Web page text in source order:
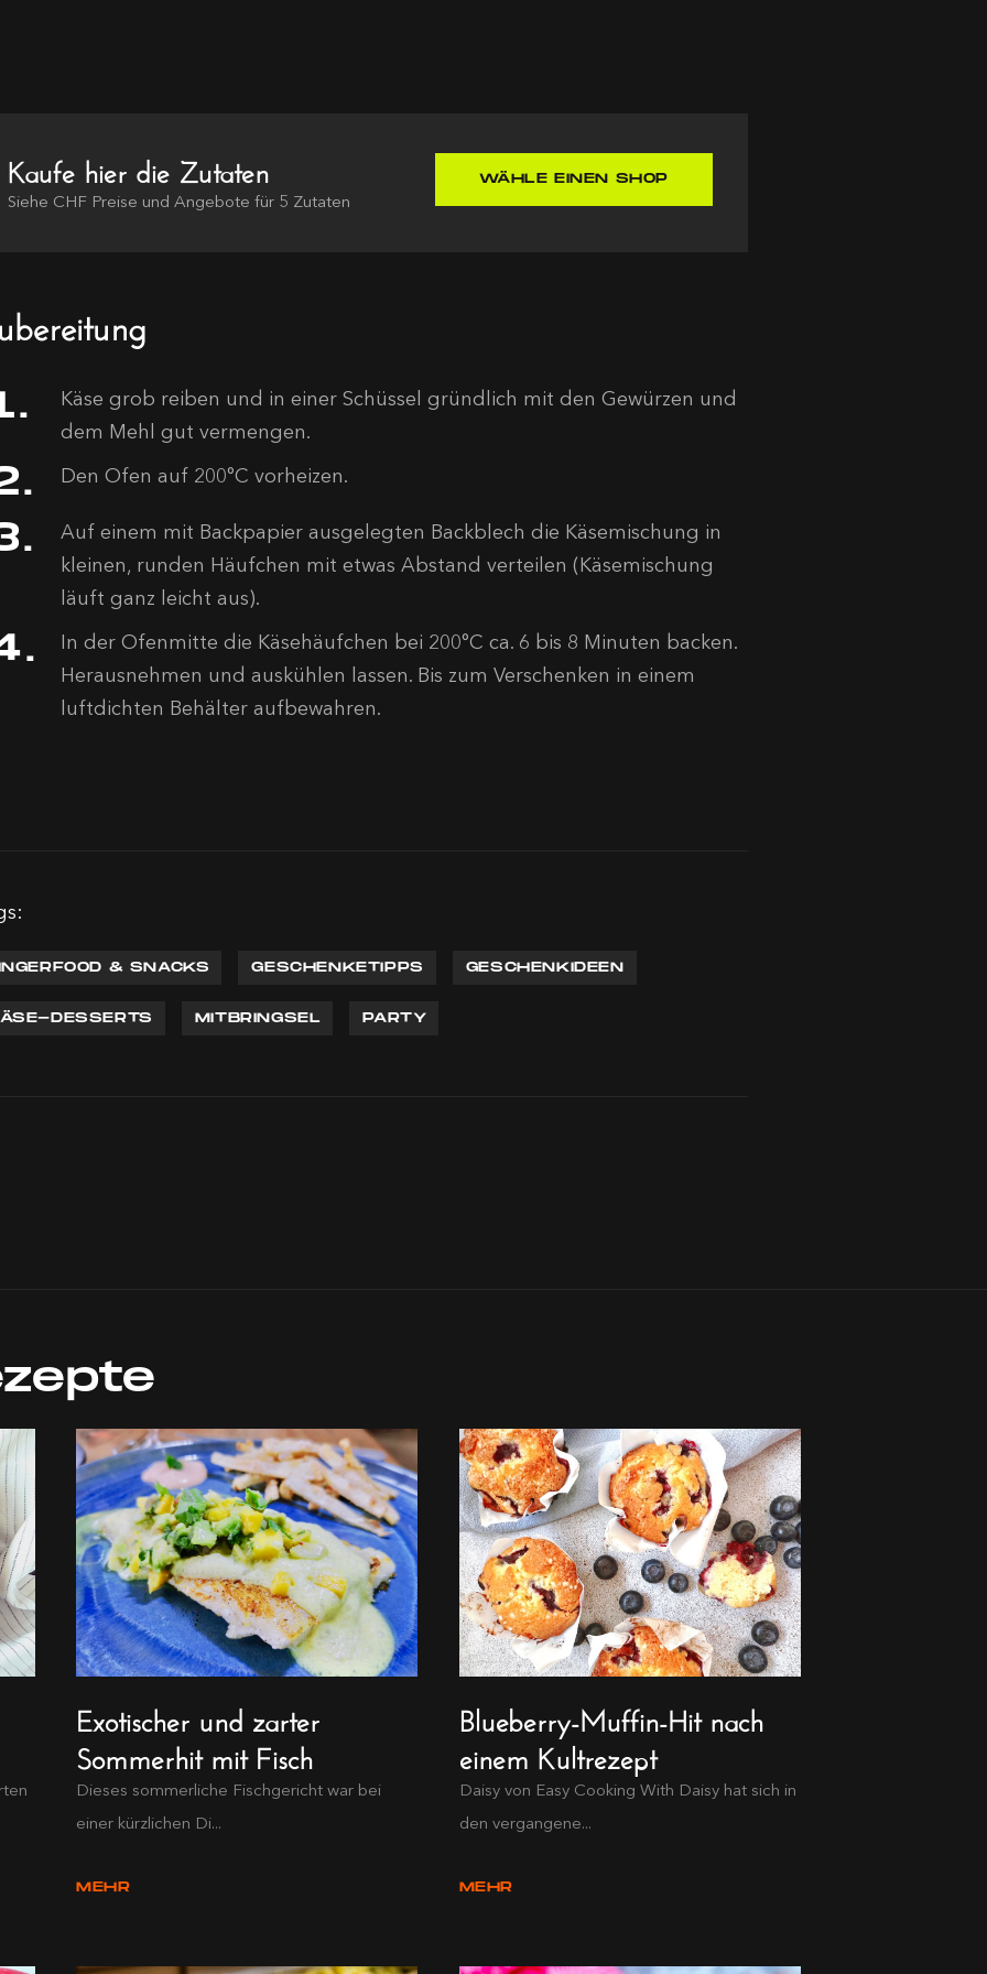
Kaufe hier die Zutaten
Siehe CHF Preise und Angebote für 5 Zutaten
WÄHLE EINEN SHOP
Käse grob reiben und in einer Schüssel gründlich mit den Gewürzen und
dem Mehl gut vermengen.
Den Ofen auf 200°C vorheizen.
Auf einem mit Backpapier ausgelegten Backblech die Käsemischung in
kleinen, runden Häufchen mit etwas Abstand verteilen (Käsemischung
läuft ganz leicht aus).
In der Ofenmitte die Käsehäufchen bei 200°C ca. 6 bis 8 Minuten backen.
Herausnehmen und auskühlen lassen. Bis zum Verschenken in einem
luftdichten Behälter aufbewahren.
& SNACKS GESCHENKETIPPS GESCHENKIDEEN
DESSERTS MITBRINGSEL PARTY
Exotischer und zarter
Sommerhit mit Fisch
Dieses sommerliche Fischgericht war bei
einer kürzlichen Di...
MEHR
Blueberry-Muffin-Hit nach
einem Kultrezept
Daisy von Easy Cooking With Daisy hat sich in
den vergangene...
MEHR